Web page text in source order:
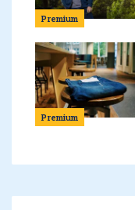
Premium
Premium